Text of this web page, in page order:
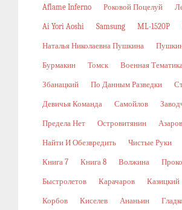
Aflame Inferno Роковой Поцелуй
Ai Yori Aoshi Samsung ML-1520P
Наталья Николаевна Пушкина
Бурмакин Томск Военная Тематика
Збанацкий По Данным Разведки
Девичья Команда Самойлов
Предела Нет Островитянин Азаров
Найти И Обезвредить Чистые Руки
Книга 7 Книга 8 Волжина
Быстролетов Карачаров Казицкий
Корбов Киселев Ананьин